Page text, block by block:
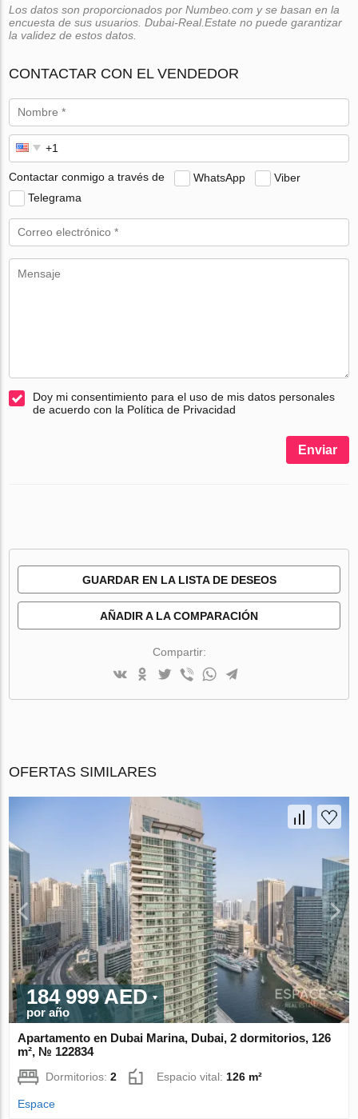
Los datos son proporcionados por Numbeo.com y se basan en la
encuesta de sus usuarios. Dubai-Real.Estate no puede garantizar
la validez de estos datos.
CONTACTAR CON EL VENDEDOR
Contactar conmigo a través de WhatsApp
Viber
Telegrama
Doy mi consentimiento para el uso de mis datos personales
de acuerdo con la Política de Privacidad
Enviar
GUARDAR EN LA LISTA DE DESEOS
AÑADIR A LA COMPARACIÓN
Compartir:
OFERTAS SIMILARES
184 999 AED
por año
Apartamento en Dubai Marina, Dubai, 2 dormitorios, 126
m², № 122834
Dormitorios:2 Espacio vital:126 m²
Espace